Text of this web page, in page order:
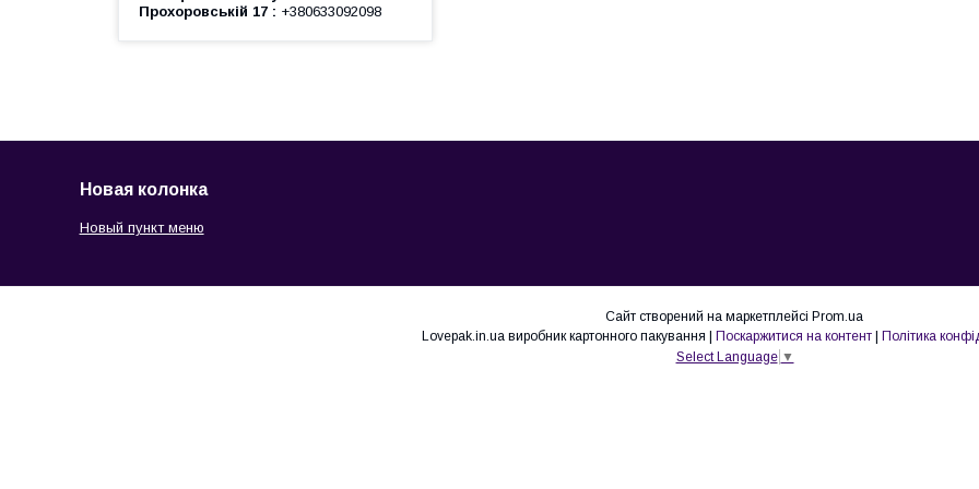
Прохоровській 17
+380633092098
Новая колонка
Новый пункт меню
Сайт створений на маркетплейсі Prom.ua
Lovepak.in.ua виробник картонного пакування | Поскаржитися на контент | Політика
Select Language ▼